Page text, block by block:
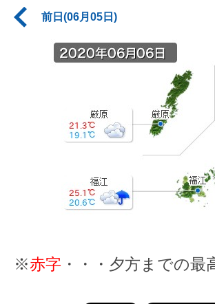
前日(06月05日)
※赤字 ・・・夕方までの最